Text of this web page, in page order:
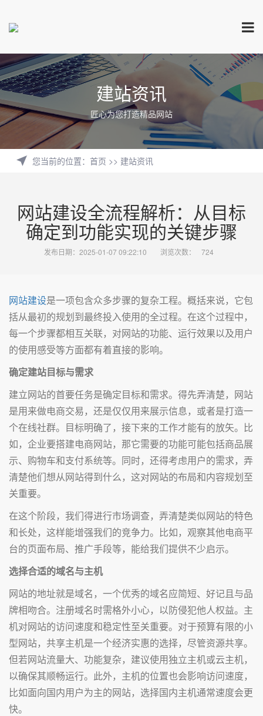
建站资讯
匠心为您打造精品网站
您当前的位置： 首页 >> 建站资讯
网站建设全流程解析：从目标
确定到功能实现的关键步骤
发布日期：2025-01-07 09:22:10 浏览次数： 724
网站建设是一项包含众多步骤的复杂工程。概括来说，它包
括从最初的规划到最终投入使用的全过程。在这个过程中，
每一个步骤都相互关联，对网站的功能、运行效果以及用户
的使用感受等方面都有着直接的影响。
确定建站目标与需求
建立网站的首要任务是确定目标和需求。得先弄清楚，网站
是用来做电商交易，还是仅仅用来展示信息，或者是打造一
个在线社群。目标明确了，接下来的工作才能有的放矢。比
如，企业要搭建电商网站，那它需要的功能可能包括商品展
示、购物车和支付系统等。同时，还得考虑用户的需求，弄
清楚他们想从网站得到什么，这对网站的布局和内容规划至
关重要。
在这个阶段，我们得进行市场调查，弄清楚类似网站的特色
和长处，这样能增强我们的竞争力。比如，观察其他电商平
台的页面布局、推广手段等，能给我们提供不少启示。
选择合适的域名与主机
网站的地址就是域名，一个优秀的域名应简短、好记且与品
牌相吻合。注册域名时需格外小心，以防侵犯他人权益。主
机对网站的访问速度和稳定性至关重要。对于预算有限的小
型网站，共享主机是一个经济实惠的选择，尽管资源共享。
但若网站流量大、功能复杂，建议使用独立主机或云主机，
以确保其顺畅运行。此外，主机的位置也会影响访问速度，
比如面向国内用户为主的网站，选择国内主机通常速度会更
快。